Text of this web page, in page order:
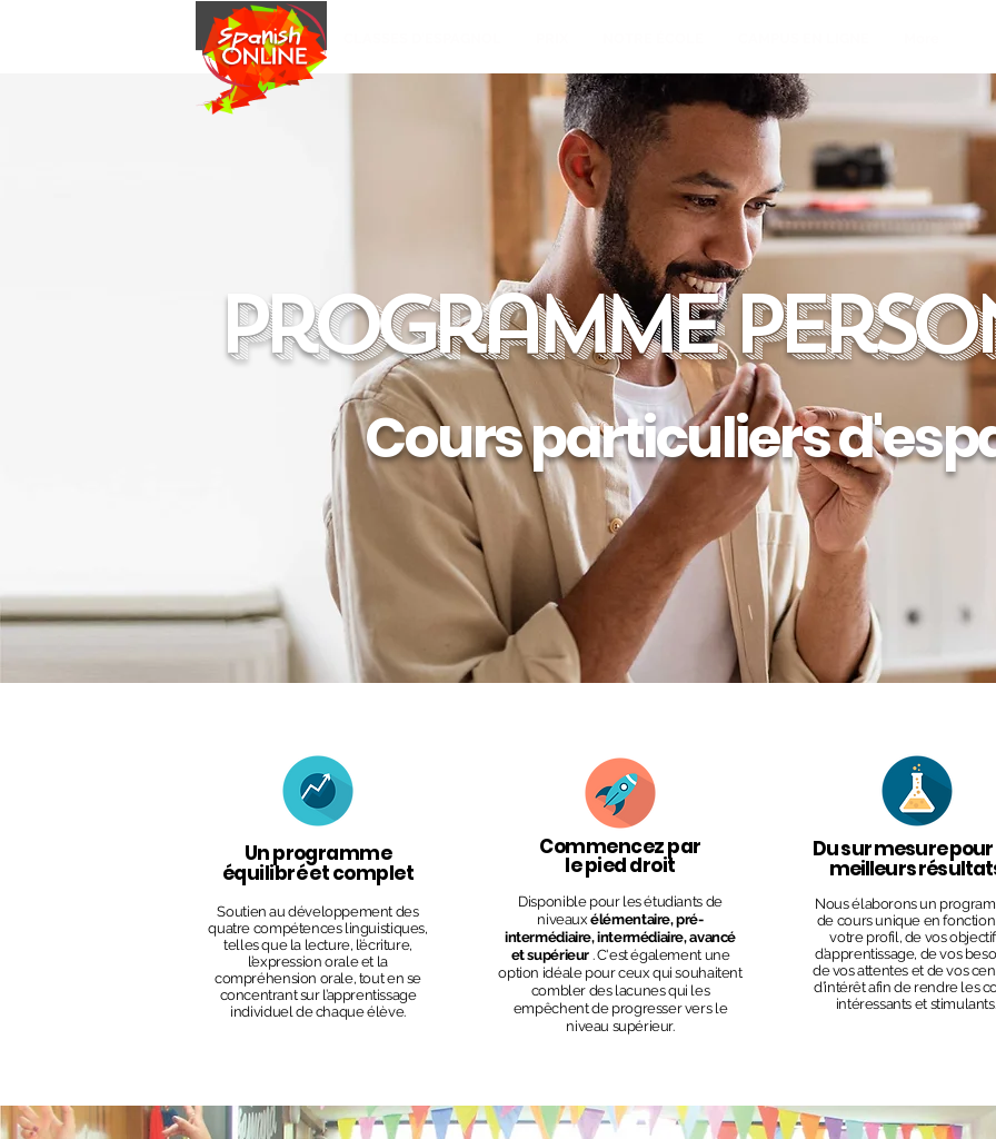
Programme
Cours particuliers
Un programme
équilibré et complet
Soutien au développement des
quatre compétences linguistiques,
telles que la lecture, l’écriture,
l’expression orale et la
compréhension orale, tout en se
concentrant sur l’apprentissage
individuel de chaque élève.
Commencez par
le pied droit
Disponible pour les étudiants de
niveauxélémentaire, pré-
intermédiaire, intermédiaire, avancé
et supérieur. C'est également une
option idéale pour ceux qui souhaitent
combler des lacunes qui les
empêchent de progresser vers le
niveau supérieur.
Du sur mesure
meilleurs
Nous élaborons un pro
de cours unique en
votre profil, de vos
d’apprentissage, de vos
de vos attentes et de vos
d’intérêt afin de rendre les
intéressants et stimulants.